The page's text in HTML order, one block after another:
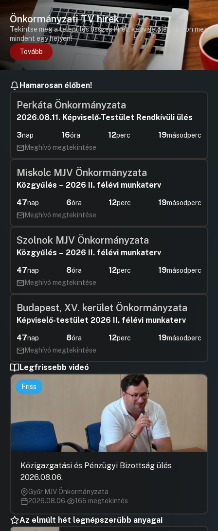
Önkormányzati TV hírek
Tekintse meg a település összes hírét, képviselőjét, tudjon meg
mindent egy helyen!
Tovább
Hamarosan élőben!
Perkáta Önkormányzata
2026.08.11. Képviselő-Testület Rendkívüli ülés
3nap 16óra 12perc 18másodperc
Meghívó megtekintése
Miskolc MJV Önkormányzata
Közgyűlés – 2026 II. félévi munkaterv
47nap 6óra 12perc 18másodperc
Meghívó megtekintése
Szolnok MJV Önkormányzata
Közgyűlés – 2026 II. félévi munkaterv
47nap 8óra 12perc 18másodperc
Meghívó megtekintése
Budapest, XV. kerület Önkormányzata
Képviselő-testület 2026 II. félévi munkaterv
47nap 8óra 12perc 18másodperc
Meghívó megtekintése
Legfrissebb videó
Friss
Közigazgatási és Pénzügyi Bizottság ülés
2026.08.06.
Győr MJV Önkormányzata
2026.08.06.
165 megtekintés
Az elmúlt hét legnépszerűbb anyagai